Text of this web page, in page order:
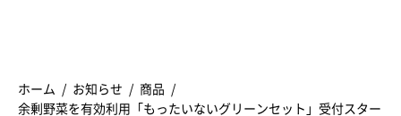
ホーム お知らせ
商品
余剰野菜を有効利用「もったいないグリーンセット」受付スター